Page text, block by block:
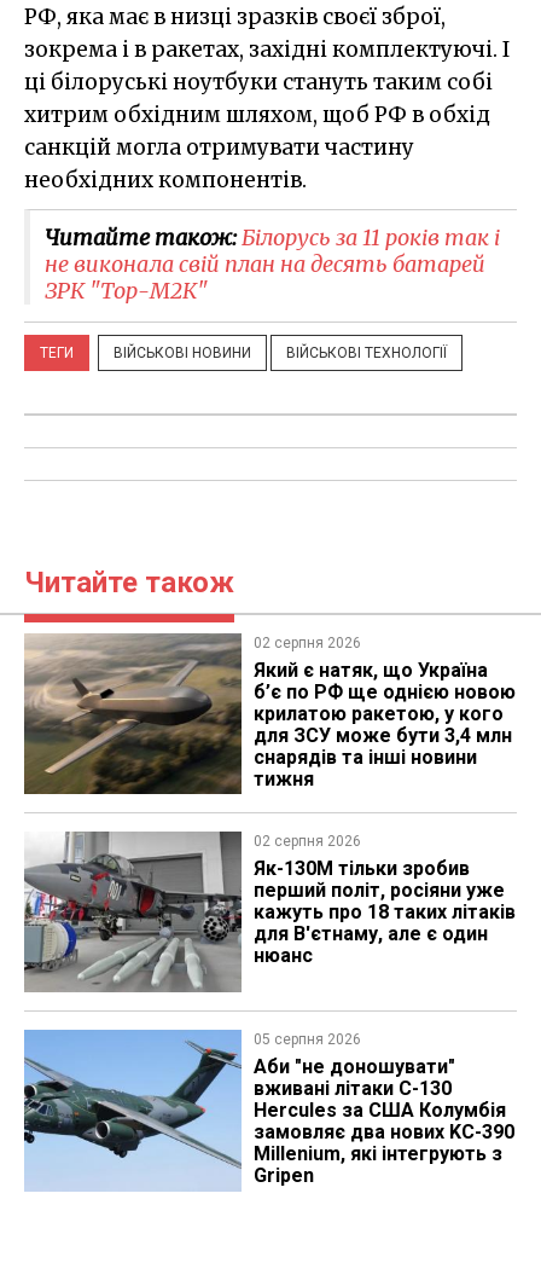
РФ, яка має в низці зразків своєї зброї,
зокрема і в ракетах, західні комплектуючі. І
ці білоруські ноутбуки стануть таким собі
хитрим обхідним шляхом, щоб РФ в обхід
санкцій могла отримувати частину
необхідних компонентів.
Читайте також:Білорусь за 11 років так і
не виконала свій план на десять батарей
ЗРК "Тор-М2К"
ТЕГИ ВІЙСЬКОВІ НОВИНИ ВІЙСЬКОВІ ТЕХНОЛОГІЇ
Читайте також
02 серпня 2026
Який є натяк, що Україна
б’є по РФ ще однією новою
крилатою ракетою, у кого
для ЗСУ може бути 3,4 млн
снарядів та інші новини
тижня
02 серпня 2026
Як-130М тільки зробив
перший політ, росіяни уже
кажуть про 18 таких літаків
для В'єтнаму, але є один
нюанс
05 серпня 2026
Аби "не доношувати"
вживані літаки C-130
Hercules за США Колумбія
замовляє два нових KC-390
Millenium, які інтегрують з
Gripen